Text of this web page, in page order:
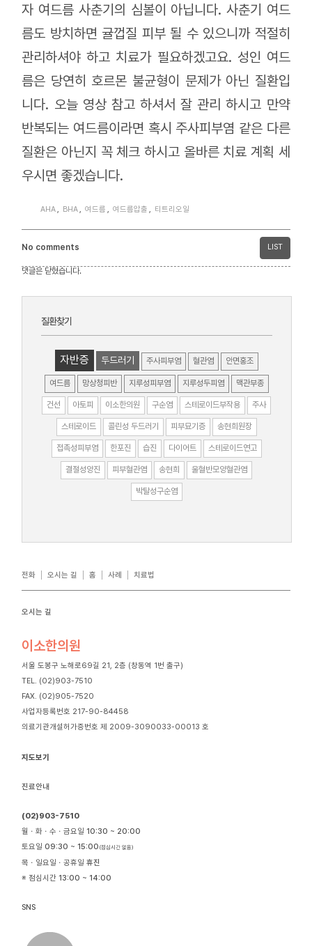
자 여드름 사춘기의 심볼이 아닙니다. 사춘기 여드
름도 방치하면 귤껍질 피부 될 수 있으니까 적절히
관리하셔야 하고 치료가 필요하겠고요. 성인 여드
름은 당연히 호르몬 불균형이 문제가 아닌 질환입
니다. 오늘 영상 참고 하셔서 잘 관리 하시고 만약
반복되는 여드름이라면 혹시 주사피부염 같은 다른
질환은 아닌지 꼭 체크 하시고 올바른 치료 계획 세
우시면 좋겠습니다.
AHA, BHA, 여드름 , 여드름압출 , 티트리오일
No comments LIST
댓글은 닫혔습니다.
질환찾기
자반증 두드러기 주사피부염 혈관염 안면홍조
여드름 망상청피반 지루성피부염 지루성두피염 맥관부종
건선 아토피 이소한의원 구순염 스테로이드부작용 주사
스테로이드 콜린성 두드러기 피부묘기증 송현희원장
접촉성피부염 한포진 습진 다이어트 스테로이드연고
결절성양진 피부혈관염 송현희 울혈반모양혈관염
박탈성구순염
전화 오시는 길 홈 사례 치료법
오시는 길
이소한의원
서울 도봉구 노해로69길 21, 2층 (창동역 1번 출구)
TEL. (02)903-7510
FAX. (02)905-7520
사업자등록번호 217-90-84458
의료기관개설허가증번호 제 2009-3090033-00013 호
지도보기
진료안내
(02)903-7510
월ㆍ화ㆍ수ㆍ금요일10:30 ~ 20:00
토요일09:30 ~ 15:00 (점심시간 없음)
목ㆍ일요일ㆍ공휴일휴진
※ 점심시간13:00 ~ 14:00
SNS